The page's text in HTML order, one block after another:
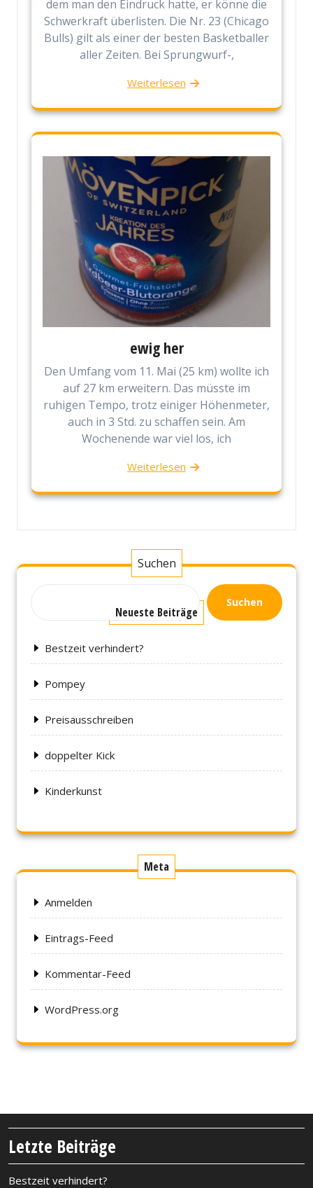
dem man den Eindruck hatte, er könne die
Schwerkraft überlisten. Die Nr. 23 (Chicago
Bulls) gilt als einer der besten Basketballer
aller Zeiten. Bei Sprungwurf-,
Weiterlesen
ewig her
Den Umfang vom 11. Mai (25 km) wollte ich
auf 27 km erweitern. Das müsste im
ruhigen Tempo, trotz einiger Höhenmeter,
auch in 3 Std. zu schaffen sein. Am
Wochenende war viel los, ich
Weiterlesen
Suchen
Suchen
Neueste Beiträge
Bestzeit verhindert?
Pompey
Preisausschreiben
doppelter Kick
Kinderkunst
Meta
Anmelden
Eintrags-Feed
Kommentar-Feed
WordPress.org
Letzte Beiträge
Bestzeit verhindert?